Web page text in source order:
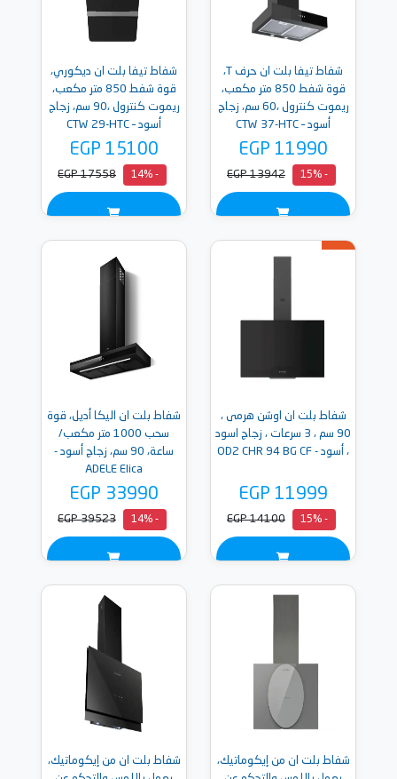
شفاط تيفا بلت ان حرف T،
قوة شفط 850 متر مكعب،
ريموت كنترول ،60 سم، زجاج
أسود – CTW 37-HTC
EGP 11990
- 15%
EGP 13942
شفاط تيفا بلت ان ديكوري،
قوة شفط 850 متر مكعب،
ريموت كنترول ،90 سم، زجاج
أسود – CTW 29-HTC
EGP 15100
- 14%
EGP 17558
شفاط بلت ان اوشن هرمى ،
90 سم ، 3 سرعات ، زجاج اسود
، أسود - OD2 CHR 94 BG CF
EGP 11999
- 15%
EGP 14100
شفاط بلت ان اليكا أديل، قوة
سحب 1000 متر مكعب/
ساعة، 90 سم، زجاج أسود -
ADELE Elica
EGP 33990
- 14%
EGP 39523
شفاط بلت ان من إيكوماتيك،
شفاط بلت ان من إيكوماتيك،